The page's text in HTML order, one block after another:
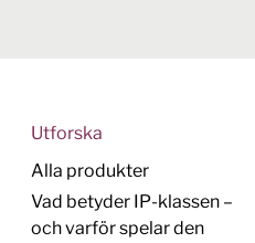
Utforska
Alla produkter
Vad betyder IP-klassen –
och varför spelar den